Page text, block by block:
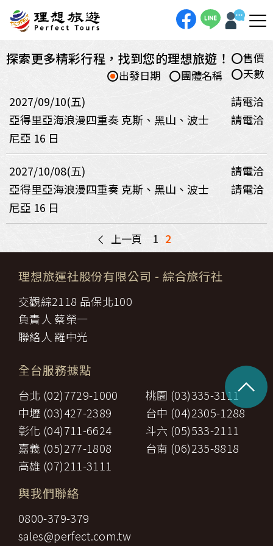
探索更多精彩行程，找到您的理想旅遊！
售價
天數
團體名稱
出發日期
2027/09/10(五)
請電洽
亞得里亞海浪漫四重奏 克斯、黑山、波士
尼亞 16 日
請電洽
2027/10/08(五)
請電洽
亞得里亞海浪漫四重奏 克斯、黑山、波士
尼亞 16 日
請電洽
< 上一頁 1 2
理想旅運社股份有限公司 - 綜合旅行社
交觀綜2118 品保北100
負責人 蔡榮一
聯絡人 羅中光
全台服務據點
台北 (02)7729-1000
桃園 (03)335-3111
中壢 (03)427-2389
台中 (04)2305-1288
彰化 (04)711-6624
斗六 (05)533-2111
嘉義 (05)277-1808
台南 (06)235-8818
高雄 (07)211-3111
與我們聯絡
0800-379-379
sales@perfect.com.tw
^